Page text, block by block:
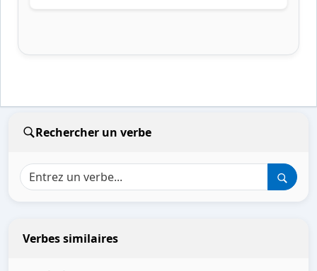
Rechercher un verbe
Verbes similaires